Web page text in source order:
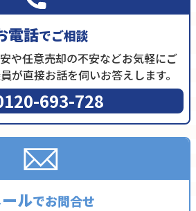
電話でご相談
や任意売却の不安などお気軽にご
が直接お話を伺いお答えします。
693-728
ルでお問合せ